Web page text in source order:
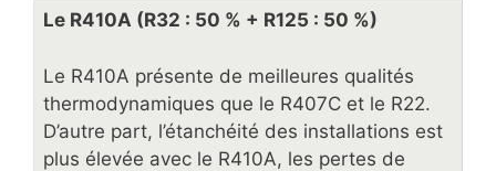
Le R410A (R32 : 50 % + R125 : 50 %)
Le R410A présente de meilleures qualités
thermodynamiques que le R407C et le R22.
D’autre part, l’étanchéité des installations est
plus élevée avec le R410A, les pertes de